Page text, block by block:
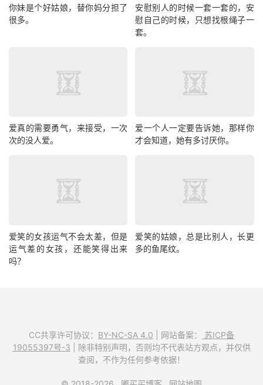
你妹是个好姑娘，替你妈分担了
很多。
安慰别人的时候一套一套的，安
慰自己的时候，只想找根绳子一
套。
爱真的需要勇气，来接受，一次
次的没人爱。
爱一个人一定要告诉她，那样你
才会知道，她有多讨厌你。
爱笑的女孩运气不会太差，但是
运气差的女孩，还能笑得出来
吗？
爱笑的姑娘，总是比别人，长更
多的鱼尾纹。
CC共享许可协议： BY-NC-SA 4.0 | 网站备案：
苏ICP备
19055397号-3 | 除非特别声明，否则均不代表站方观点，并仅供
查阅，不作为任何参考依据！